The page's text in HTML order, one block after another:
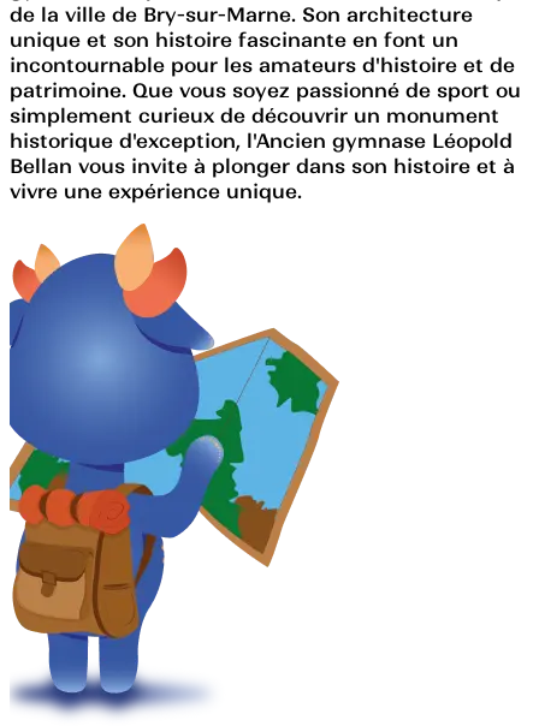
de la ville de Bry-sur-Marne. Son architecture
unique et son histoire fascinante en font un
incontournable pour les amateurs d'histoire et de
patrimoine. Que vous soyez passionné de sport ou
simplement curieux de découvrir un monument
historique d'exception, l'Ancien gymnase Léopold
Bellan vous invite à plonger dans son histoire et à
vivre une expérience unique.